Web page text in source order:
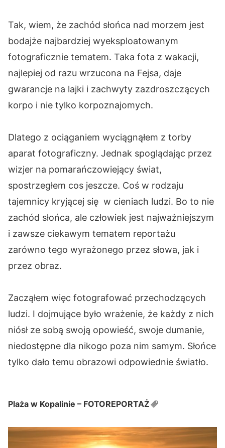
Tak, wiem, że zachód słońca nad morzem jest
bodajże najbardziej wyeksploatowanym
fotograficznie tematem. Taka fota z wakacji,
najlepiej od razu wrzucona na Fejsa, daje
gwarancje na lajki i zachwyty zazdroszczących
korpo i nie tylko korpoznajomych.
Dlatego z ociąganiem wyciągnąłem z torby
aparat fotograficzny. Jednak spoglądając przez
wizjer na pomarańczowiejący świat,
spostrzegłem cos jeszcze. Coś w rodzaju
tajemnicy kryjącej się w cieniach ludzi. Bo to nie
zachód słońca, ale człowiek jest najważniejszym
i zawsze ciekawym tematem reportażu
zarówno tego wyrażonego przez słowa, jak i
przez obraz.
Zacząłem więc fotografować przechodzących
ludzi. I dojmujące było wrażenie, że każdy z nich
niósł ze sobą swoją opowieść, swoje dumanie,
niedostępne dla nikogo poza nim samym. Słońce
tylko dało temu obrazowi odpowiednie światło.
Plaża w Kopalinie – FOTOREPORTAŻ